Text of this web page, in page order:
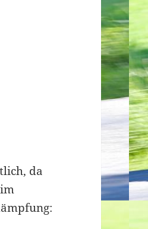
da